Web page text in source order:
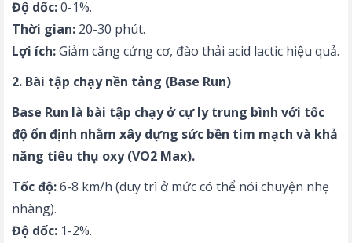
Độ dốc:0-1%.
Thời gian: 20-30 phút.
Lợi ích:Giảm căng cứng cơ, đào thải acid lactic hiệu quả.
2. Bài tập chạy nền tảng (Base Run)
Base Run là bài tập chạy ở cự ly trung bình với tốc
độ ổn định nhằm xây dựng sức bền tim mạch và khả
năng tiêu thụ oxy (VO2 Max).
Tốc độ:6-8 km/h (duy trì ở mức có thể nói chuyện nhẹ
nhàng).
Độ dốc: 1-2%.